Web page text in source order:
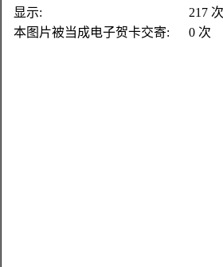
显示:
217 次
本图片被当成电子贺卡交寄:
0 次